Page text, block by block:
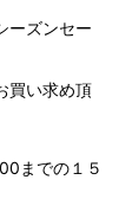
ーズンセー
買い求め頂
までの１５